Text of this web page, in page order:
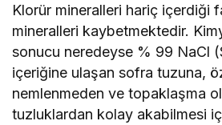
Klorür mineralleri hariç içerdiği
mineralleri kaybetmektedir.
sonucu neredeyse % 99 NaCl
içeriğine ulaşan sofra tuzuna,
nemlenmeden ve topaklaşma
tuzluklardan kolay akabilmesi